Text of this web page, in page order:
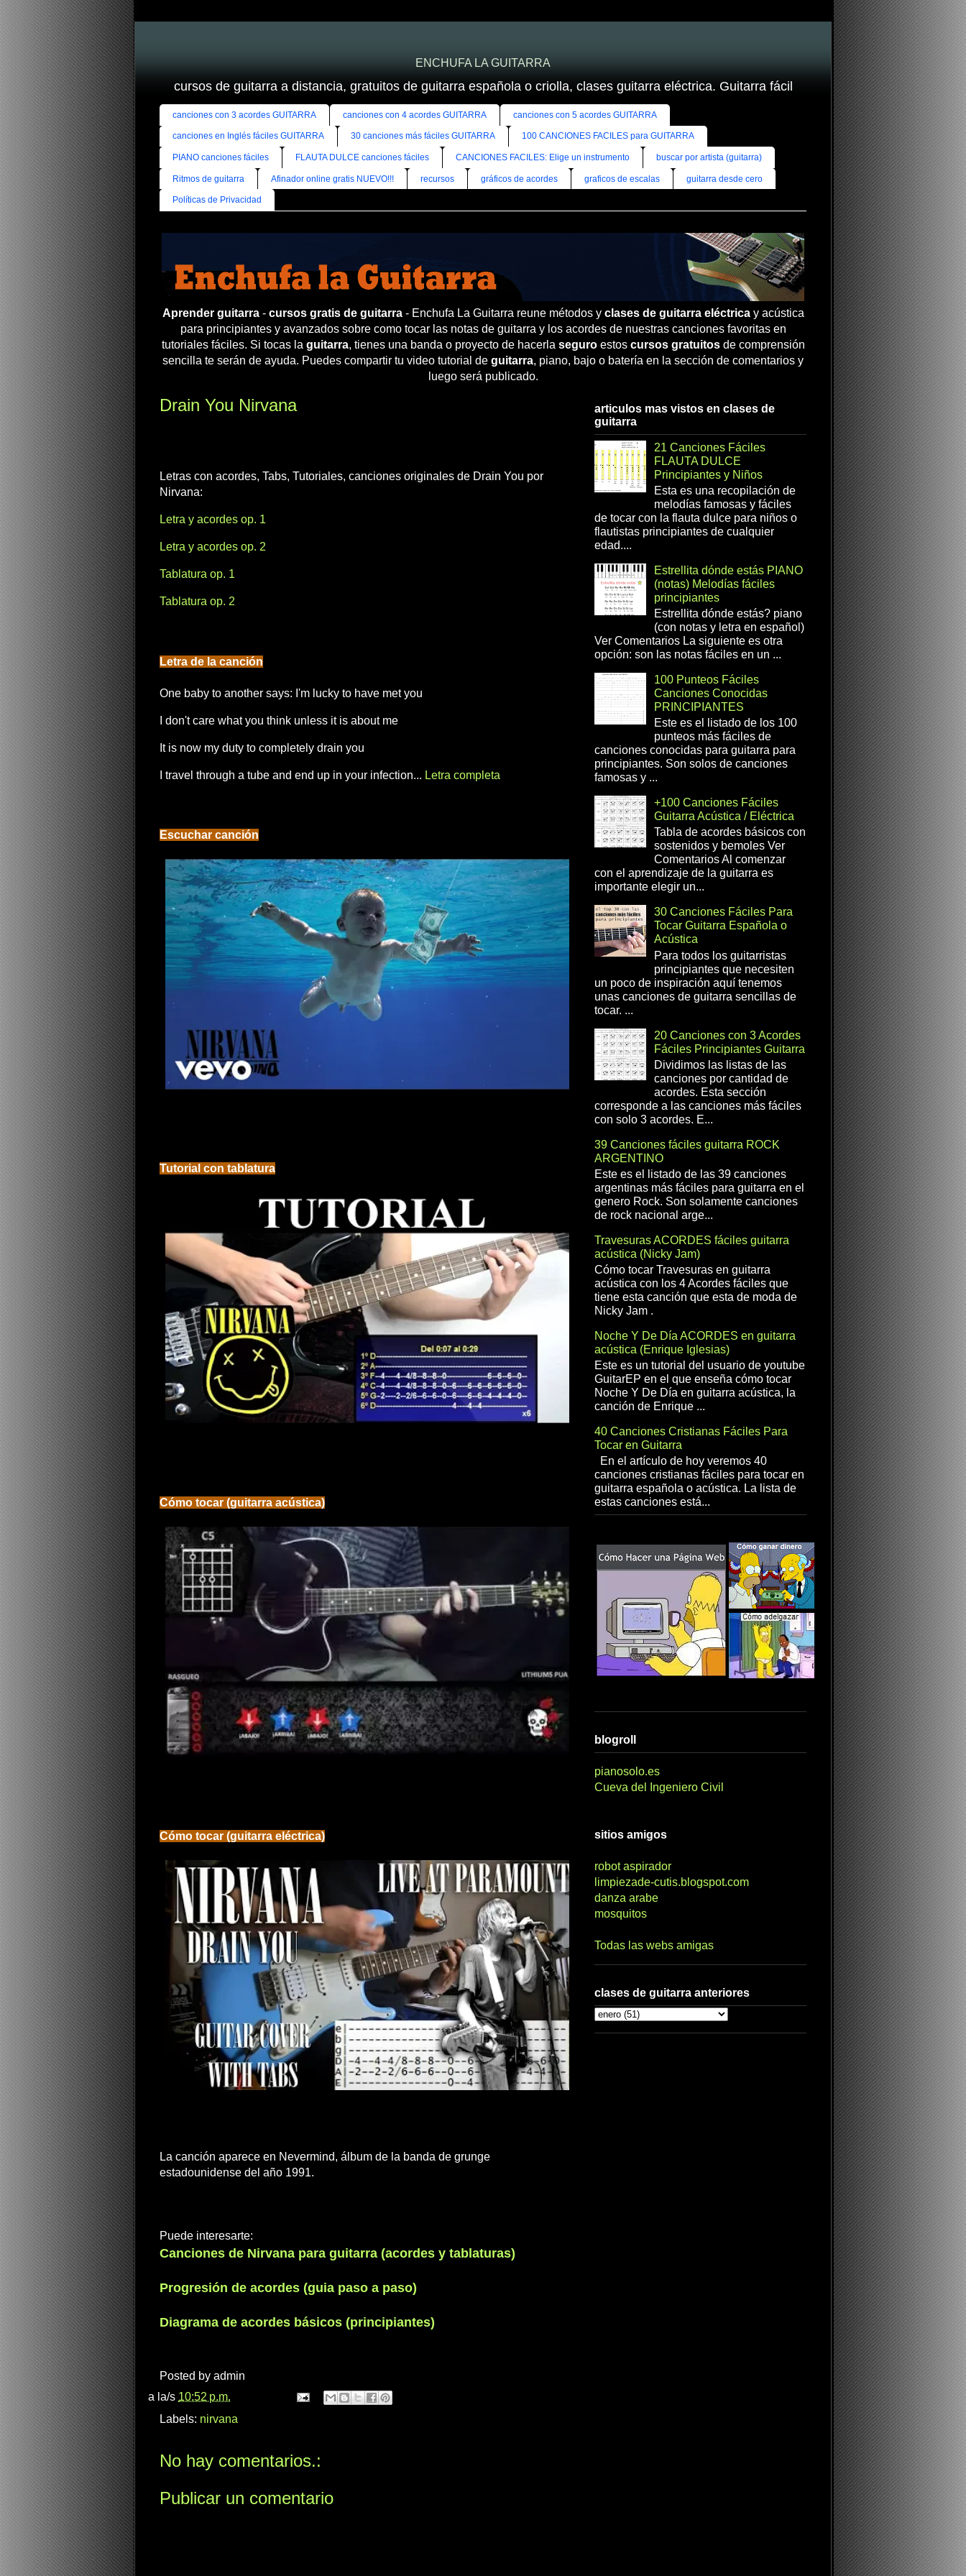
ENCHUFA LA GUITARRA
cursos de guitarra a distancia, gratuitos de guitarra española o criolla, clases guitarra eléctrica. Guitarra fácil
canciones con 3 acordes GUITARRA canciones con 4 acordes GUITARRA canciones con 5 acordes GUITARRA
canciones en Inglés fáciles GUITARRA 30 canciones más fáciles GUITARRA 100 CANCIONES FACILES para GUITARRA
PIANO canciones fáciles FLAUTA DULCE canciones fáciles CANCIONES FACILES: Elige un instrumento buscar por artista (guitarra)
Ritmos de guitarra Afinador online gratis NUEVO!!! recursos gráficos de acordes graficos de escalas guitarra desde cero
Políticas de Privacidad
Aprender guitarra- cursos gratis de guitarra- Enchufa La Guitarra reune métodos y clases de guitarra eléctricay acústica
para principiantes y avanzados sobre como tocar las notas de guitarra y los acordes de nuestras canciones favoritas en
tutoriales fáciles. Si tocas la guitarra, tienes una banda o proyecto de hacerla seguroestos cursos gratuitosde comprensión
sencilla te serán de ayuda. Puedes compartir tu video tutorial de guitarra, piano, bajo o batería en la sección de comentarios y
luego será publicado.
Drain You Nirvana
Letras con acordes, Tabs, Tutoriales, canciones originales de Drain You por
Nirvana:
Letra y acordes op. 1
Letra y acordes op. 2
Tablatura op. 1
Tablatura op. 2
Letra de la canción
One baby to another says: I'm lucky to have met you
I don't care what you think unless it is about me
It is now my duty to completely drain you
I travel through a tube and end up in your infection... Letra completa
Escuchar canción
Tutorial con tablatura
Cómo tocar (guitarra acústica)
Cómo tocar (guitarra eléctrica)
La canción aparece en Nevermind, álbum de la banda de grunge
estadounidense del año 1991.
Puede interesarte:
Canciones de Nirvana para guitarra (acordes y tablaturas)
Progresión de acordes (guia paso a paso)
Diagrama de acordes básicos (principiantes)
Posted by admin
a la/s 10:52 p.m.
Labels: nirvana
No hay comentarios.:
Publicar un comentario
articulos mas vistos en clases de
guitarra
21 Canciones Fáciles
FLAUTA DULCE
Principiantes y Niños
Esta es una recopilación de
melodías famosas y fáciles
de tocar con la flauta dulce para niños o
flautistas principiantes de cualquier
edad....
Estrellita dónde estás PIANO
(notas) Melodías fáciles
principiantes
Estrellita dónde estás? piano
(con notas y letra en español)
Ver Comentarios La siguiente es otra
opción: son las notas fáciles en un ...
100 Punteos Fáciles
Canciones Conocidas
PRINCIPIANTES
Este es el listado de los 100
punteos más fáciles de
canciones conocidas para guitarra para
principiantes. Son solos de canciones
famosas y ...
+100 Canciones Fáciles
Guitarra Acústica / Eléctrica
Tabla de acordes básicos con
sostenidos y bemoles Ver
Comentarios Al comenzar
con el aprendizaje de la guitarra es
importante elegir un...
30 Canciones Fáciles Para
Tocar Guitarra Española o
Acústica
Para todos los guitarristas
principiantes que necesiten
un poco de inspiración aquí tenemos
unas canciones de guitarra sencillas de
tocar. ...
20 Canciones con 3 Acordes
Fáciles Principiantes Guitarra
Dividimos las listas de las
canciones por cantidad de
acordes. Esta sección
corresponde a las canciones más fáciles
con solo 3 acordes. E...
39 Canciones fáciles guitarra ROCK
ARGENTINO
Este es el listado de las 39 canciones
argentinas más fáciles para guitarra en el
genero Rock. Son solamente canciones
de rock nacional arge...
Travesuras ACORDES fáciles guitarra
acústica (Nicky Jam)
Cómo tocar Travesuras en guitarra
acústica con los 4 Acordes fáciles que
tiene esta canción que esta de moda de
Nicky Jam .
Noche Y De Día ACORDES en guitarra
acústica (Enrique Iglesias)
Este es un tutorial del usuario de youtube
GuitarEP en el que enseña cómo tocar
Noche Y De Día en guitarra acústica, la
canción de Enrique ...
40 Canciones Cristianas Fáciles Para
Tocar en Guitarra
En el artículo de hoy veremos 40
canciones cristianas fáciles para tocar en
guitarra española o acústica. La lista de
estas canciones está...
blogroll
pianosolo.es
Cueva del Ingeniero Civil
sitios amigos
robot aspirador
limpiezade-cutis.blogspot.com
danza arabe
mosquitos
Todas las webs amigas
clases de guitarra anteriores